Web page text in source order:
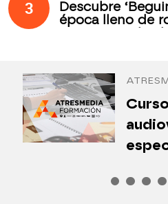
3
Descubre
época lleno de